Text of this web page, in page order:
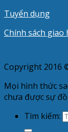
Tuyển dụng
Chính sách giao
Copyright 2016
Mọi hình thức
chưa được sự
Tìm kiếm: